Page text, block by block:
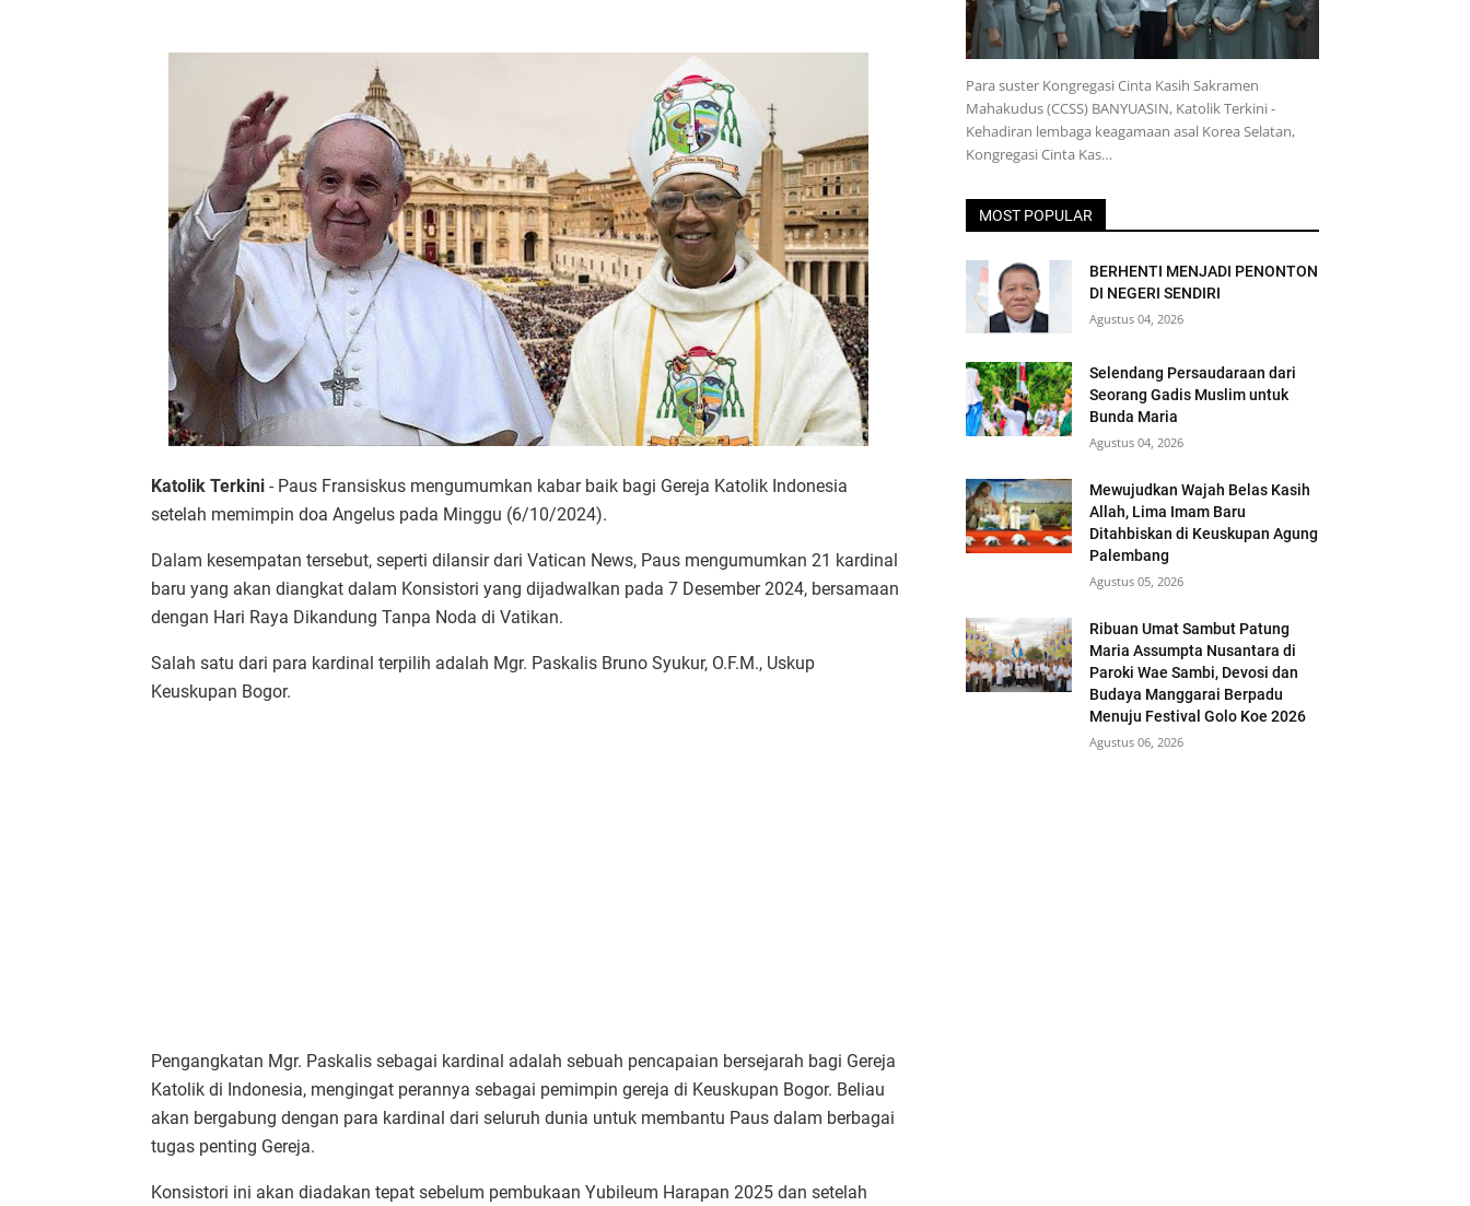
Katolik Terkini - Paus Fransiskus mengumumkan kabar baik bagi Gereja Katolik Indonesia
setelah memimpin doa Angelus pada Minggu (6/10/2024).
Dalam kesempatan tersebut, seperti dilansir dari Vatican News, Paus mengumumkan 21 kardinal
baru yang akan diangkat dalam Konsistori yang dijadwalkan pada 7 Desember 2024, bersamaan
dengan Hari Raya Dikandung Tanpa Noda di Vatikan.
Salah satu dari para kardinal terpilih adalah Mgr. Paskalis Bruno Syukur, O.F.M., Uskup
Keuskupan Bogor.
Pengangkatan Mgr. Paskalis sebagai kardinal adalah sebuah pencapaian bersejarah bagi Gereja
Katolik di Indonesia, mengingat perannya sebagai pemimpin gereja di Keuskupan Bogor. Beliau
akan bergabung dengan para kardinal dari seluruh dunia untuk membantu Paus dalam berbagai
tugas penting Gereja.
Konsistori ini akan diadakan tepat sebelum pembukaan Yubileum Harapan 2025 dan setelah
Para suster Kongregasi Cinta Kasih Sakramen
Mahakudus (CCSS) BANYUASIN, Katolik Terkini -
Kehadiran lembaga keagamaan asal Korea Selatan,
Kongregasi Cinta Kas…
MOST POPULAR
BERHENTI MENJADI PENONTON
DI NEGERI SENDIRI
Agustus 04, 2026
Selendang Persaudaraan dari
Seorang Gadis Muslim untuk
Bunda Maria
Agustus 04, 2026
Mewujudkan Wajah Belas Kasih
Allah, Lima Imam Baru
Ditahbiskan di Keuskupan Agung
Palembang
Agustus 05, 2026
Ribuan Umat Sambut Patung
Maria Assumpta Nusantara di
Paroki Wae Sambi, Devosi dan
Budaya Manggarai Berpadu
Menuju Festival Golo Koe 2026
Agustus 06, 2026